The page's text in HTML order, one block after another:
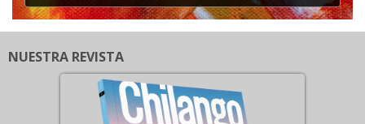
NUESTRA REVISTA